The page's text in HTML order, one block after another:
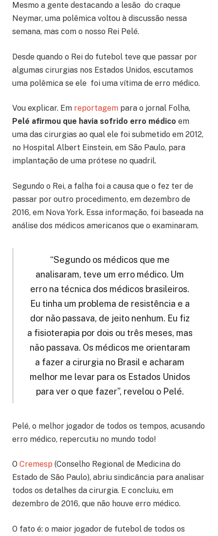
Mesmo a gente destacando a lesão do craque
Neymar, uma polêmica voltou à discussão nessa
semana, mas com o nosso Rei Pelé.
Desde quando o Rei do futebol teve que passar por
algumas cirurgias nos Estados Unidos, escutamos
uma polêmica se ele foi uma vítima de erro médico.
Vou explicar. Em reportagem para o jornal Folha,
Pelé afirmou que havia sofrido erro médico em
uma das cirurgias ao qual ele foi submetido em 2012,
no Hospital Albert Einstein, em São Paulo, para
implantação de uma prótese no quadril.
Segundo o Rei, a falha foi a causa que o fez ter de
passar por outro procedimento, em dezembro de
2016, em Nova York. Essa informação, foi baseada na
análise dos médicos americanos que o examinaram.
“Segundo os médicos que me
analisaram, teve um erro médico. Um
erro na técnica dos médicos brasileiros.
Eu tinha um problema de resistência e a
dor não passava, de jeito nenhum. Eu fiz
a fisioterapia por dois ou três meses, mas
não passava. Os médicos me orientaram
a fazer a cirurgia no Brasil e acharam
melhor me levar para os Estados Unidos
para ver o que fazer”, revelou o Pelé.
Pelé, o melhor jogador de todos os tempos, acusando
erro médico, repercutiu no mundo todo!
O Cremesp (Conselho Regional de Medicina do
Estado de São Paulo), abriu sindicância para analisar
todos os detalhes da cirurgia. E concluiu, em
dezembro de 2016, que não houve erro médico.
O fato é: o maior jogador de futebol de todos os